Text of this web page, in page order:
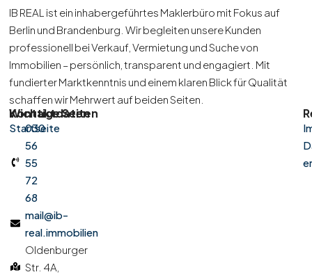
IB REAL ist ein inhabergeführtes Maklerbüro mit Fokus auf
Berlin und Brandenburg. Wir begleiten unsere Kunden
professionell bei Verkauf, Vermietung und Suche von
Immobilien – persönlich, transparent und engagiert. Mit
fundierter Marktkenntnis und einem klaren Blick für Qualität
schaffen wir Mehrwert auf beiden Seiten.
Kontaktdaten
030
56
55
72
68
mail@ib-
real.immobilien
Oldenburger
Str. 4A,
Wichtige Seiten
Startseite